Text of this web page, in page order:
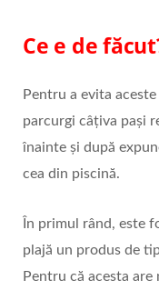
Ce e de
Pentru a evita
parcurgi câțiva pași
înainte și după
cea din piscină.
În primul rând, este
plajă un produs de
Pentru că acesta